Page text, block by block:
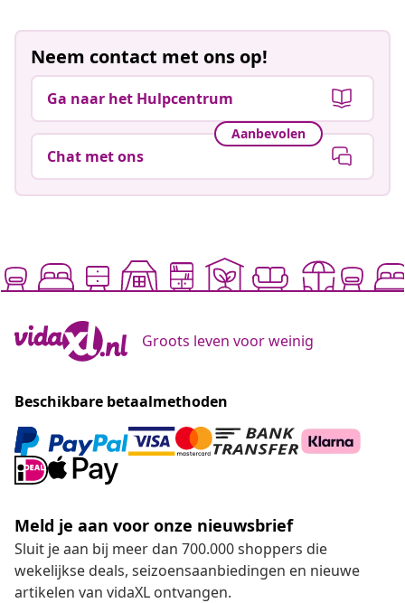
Neem contact met ons op!
Ga naar het Hulpcentrum
Aanbevolen
Chat met ons
Groots leven voor weinig
Beschikbare betaalmethoden
Meld je aan voor onze nieuwsbrief
Sluit je aan bij meer dan 700.000 shoppers die
wekelijkse deals, seizoensaanbiedingen en nieuwe
artikelen van vidaXL ontvangen.